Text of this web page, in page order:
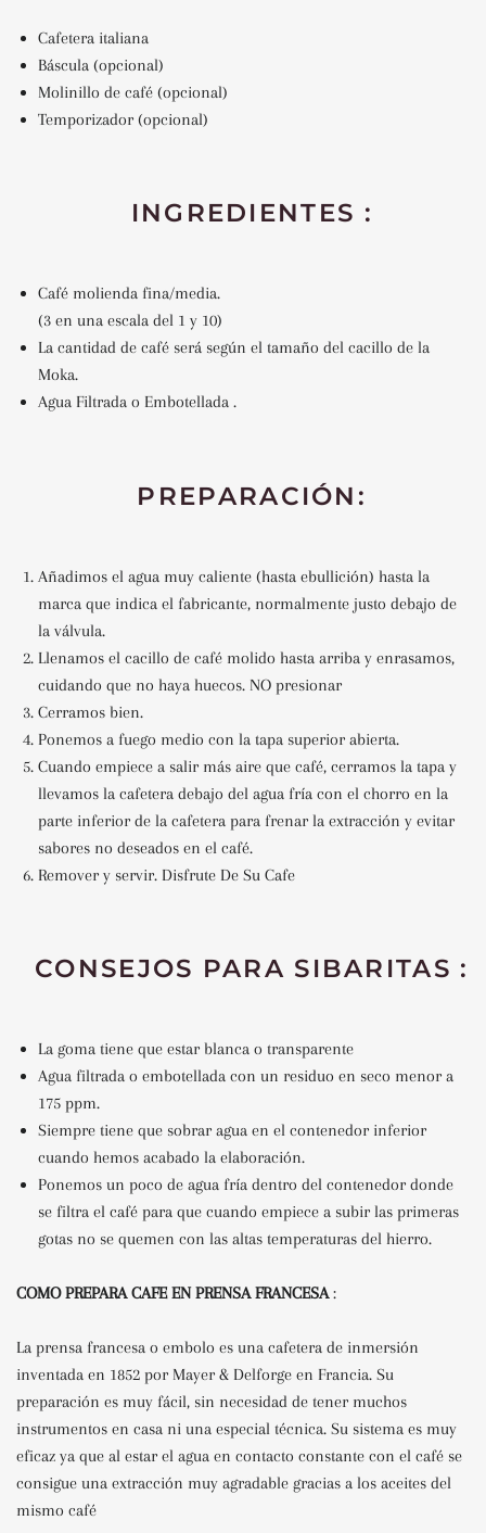
Cafetera italiana
Báscula (opcional)
Molinillo de café (opcional)
Temporizador (opcional)
INGREDIENTES :
Café molienda fina/media.
(3 en una escala del 1 y 10)
La cantidad de café será según el tamaño del cacillo de la
Moka.
Agua Filtrada o Embotellada .
PREPARACIÓN:
Añadimos el agua muy caliente (hasta ebullición) hasta la
marca que indica el fabricante, normalmente justo debajo de
la válvula.
Llenamos el cacillo de café molido hasta arriba y enrasamos,
cuidando que no haya huecos. NO presionar
Cerramos bien.
Ponemos a fuego medio con la tapa superior abierta.
Cuando empiece a salir más aire que café, cerramos la tapa y
llevamos la cafetera debajo del agua fría con el chorro en la
parte inferior de la cafetera para frenar la extracción y evitar
sabores no deseados en el café.
Remover y servir. Disfrute De Su Cafe
CONSEJOS PARA SIBARITAS :
La goma tiene que estar blanca o transparente
Agua filtrada o embotellada con un residuo en seco menor a
175 ppm.
Siempre tiene que sobrar agua en el contenedor inferior
cuando hemos acabado la elaboración.
Ponemos un poco de agua fría dentro del contenedor donde
se filtra el café para que cuando empiece a subir las primeras
gotas no se quemen con las altas temperaturas del hierro.
COMO PREPARA CAFE EN PRENSA FRANCESA:
La prensa francesa o embolo es una cafetera de inmersión
inventada en 1852 por Mayer & Delforge en Francia. Su
preparación es muy fácil, sin necesidad de tener muchos
instrumentos en casa ni una especial técnica. Su sistema es muy
eficaz ya que al estar el agua en contacto constante con el café se
consigue una extracción muy agradable gracias a los aceites del
mismo café